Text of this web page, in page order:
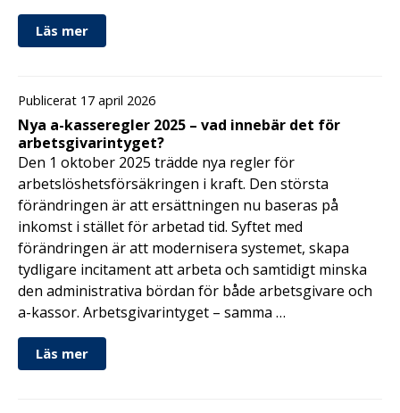
Läs mer
Publicerat 17 april 2026
Nya a-kasseregler 2025 – vad innebär det för
arbetsgivarintyget?
Den 1 oktober 2025 trädde nya regler för
arbetslöshetsförsäkringen i kraft. Den största
förändringen är att ersättningen nu baseras på
inkomst i stället för arbetad tid. Syftet med
förändringen är att modernisera systemet, skapa
tydligare incitament att arbeta och samtidigt minska
den administrativa bördan för både arbetsgivare och
a-kassor. Arbetsgivarintyget – samma …
Läs mer